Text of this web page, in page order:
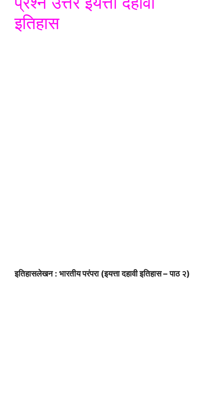
इतिहास
इतिहासलेखन : भारतीय परंपरा (इयत्ता दहावी इतिहास – पाठ २)